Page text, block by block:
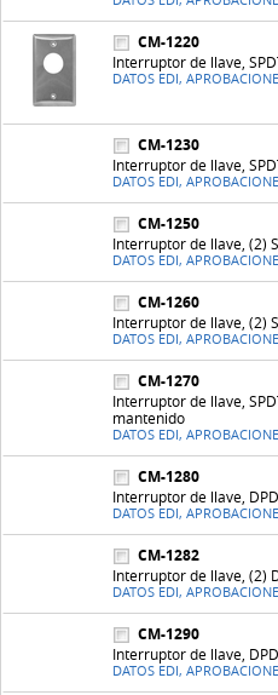
CM-1220
Interruptor de llave,
DATOS EDI,
CM-1230
Interruptor de llave,
DATOS EDI,
CM-1250
Interruptor de llave, (2)
DATOS EDI,
CM-1260
Interruptor de llave, (2)
DATOS EDI,
CM-1270
Interruptor de llave,
mantenido
DATOS EDI,
CM-1280
Interruptor de llave,
DATOS EDI,
CM-1282
Interruptor de llave, (2)
DATOS EDI,
CM-1290
Interruptor de llave,
DATOS EDI,